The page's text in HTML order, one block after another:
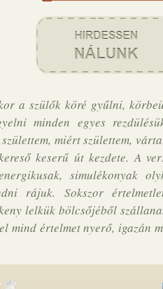
a szülők köré gyűlni,
minden egyes
miért születtem,
keserű út kezdete. A
simulékonyak
rájuk. Sokszor
lelkük bölcsőjéből
mind értelmet nyerő, igazán